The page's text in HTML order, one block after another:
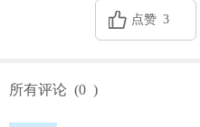
点赞 3
所有评论 (0 )